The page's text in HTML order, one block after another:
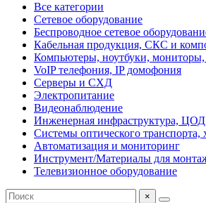
Все категории
Сетевое оборудование
Беспроводное сетевое
Кабельная продукция, СКС и
Компьютеры, ноутбуки, мониторы,
VoIP телефония, IP домофония
Серверы и СХД
Электропитание
Видеонаблюдение
Инженерная инфраструктура, ЦОД
Системы оптического
Автоматизация и мониторинг
Инструмент/Материалы для
Телевизионное оборудование
×